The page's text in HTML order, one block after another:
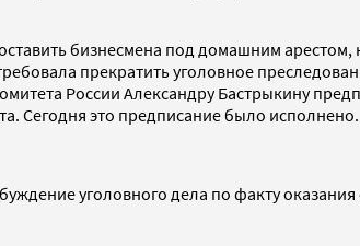
бизнесмена под домашним
прекратить уголовное
России Александру Бастрыкину
Сегодня это предписание было исполнено.
уголовного дела по факту